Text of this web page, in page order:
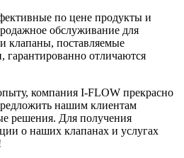
по цене продукты и
обслуживание для
клапаны, поставляемые
отличаются
компания I-FLOW прекрасно
нашим клиентам
решения. Для получения
о наших клапанах и услугах